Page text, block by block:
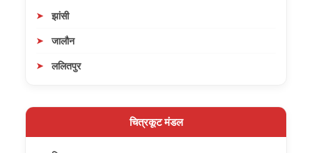
झांसी
जालौन
ललितपुर
चित्रकूट मंडल